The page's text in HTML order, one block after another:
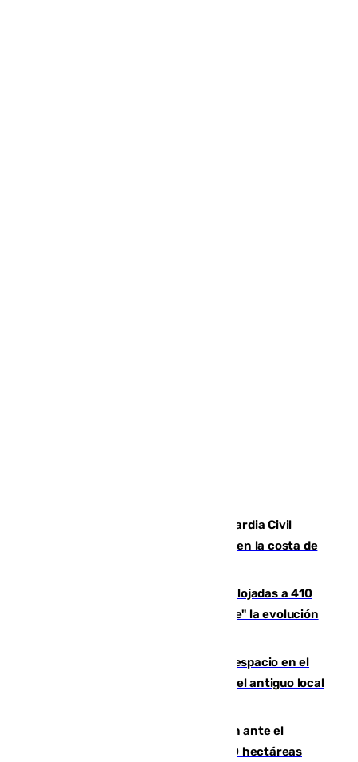
Persecución en Punta Umbría: la Guardia Civil
interviene más de 800 kilos de cocaína en la costa de
El incendio de Niebla mantiene desalojadas a 410
personas que siguen con "incertidumbre" la evolución
Las marcas internacionales ganan espacio en el
Centro de Málaga: la Tagliatella abre en el antiguo local
Moreno pide extremar la precaución ante el
incendio de Niebla, que supera las 4.000 hectáreas